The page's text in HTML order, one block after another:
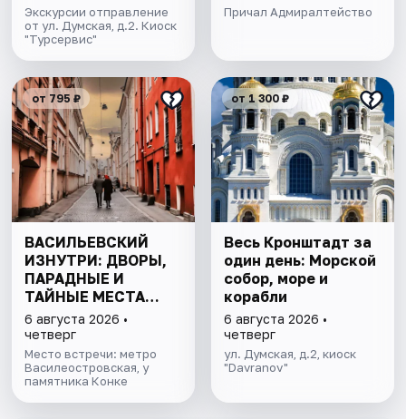
Экскурсии отправление
от ул. Думская, д.2. Киоск
"Турсервис"
Причал Адмиралтейство
от 795 ₽
ВАСИЛЬЕВСКИЙ
ИЗНУТРИ: ДВОРЫ,
ПАРАДНЫЕ И
ТАЙНЫЕ МЕСТА
ОСТРОВА
6 августа 2026 •
четверг
Место встречи: метро
Василеостровская, у
памятника Конке
от 1 300 ₽
Весь Кронштадт за
один день: Морской
собор, море и
корабли
6 августа 2026 •
четверг
ул. Думская, д.2, киоск
"Davranov"